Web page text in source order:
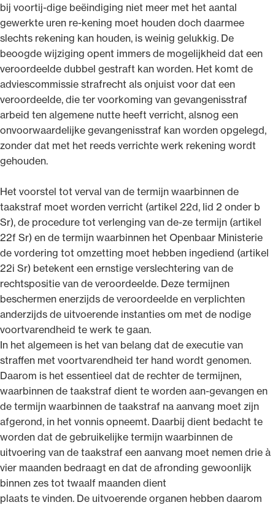
bij voortij-dige beëindiging niet meer met het aantal
gewerkte uren re-kening moet houden doch daarmee
slechts rekening kan houden, is weinig gelukkig. De
beoogde wijziging opent immers de mogelijkheid dat een
veroordeelde dubbel gestraft kan worden. Het komt de
adviescommissie strafrecht als onjuist voor dat een
veroordeelde, die ter voorkoming van gevangenisstraf
arbeid ten algemene nutte heeft verricht, alsnog een
onvoorwaardelijke gevangenisstraf kan worden opgelegd,
zonder dat met het reeds verrichte werk rekening wordt
gehouden.
Het voorstel tot verval van de termijn waarbinnen de
taakstraf moet worden verricht (artikel 22d, lid 2 onder b
Sr), de procedure tot verlenging van de-ze termijn (artikel
22f Sr) en de termijn waarbinnen het Openbaar Ministerie
de vordering tot omzetting moet hebben ingediend (artikel
22i Sr) betekent een ernstige verslechtering van de
rechtspositie van de veroordeelde. Deze termijnen
beschermen enerzijds de veroordeelde en verplichten
anderzijds de uitvoerende instanties om met de nodige
voortvarendheid te werk te gaan.
In het algemeen is het van belang dat de executie van
straffen met voortvarendheid ter hand wordt genomen.
Daarom is het essentieel dat de rechter de termijnen,
waarbinnen de taakstraf dient te worden aan-gevangen en
de termijn waarbinnen de taakstraf na aanvang moet zijn
afgerond, in het vonnis opneemt. Daarbij dient bedacht te
worden dat de gebruikelijke termijn waarbinnen de
uitvoering van de taakstraf een aanvang moet nemen drie à
vier maanden bedraagt en dat de afronding gewoonlijk
binnen zes tot twaalf maanden dient
plaats te vinden. De uitvoerende organen hebben daarom